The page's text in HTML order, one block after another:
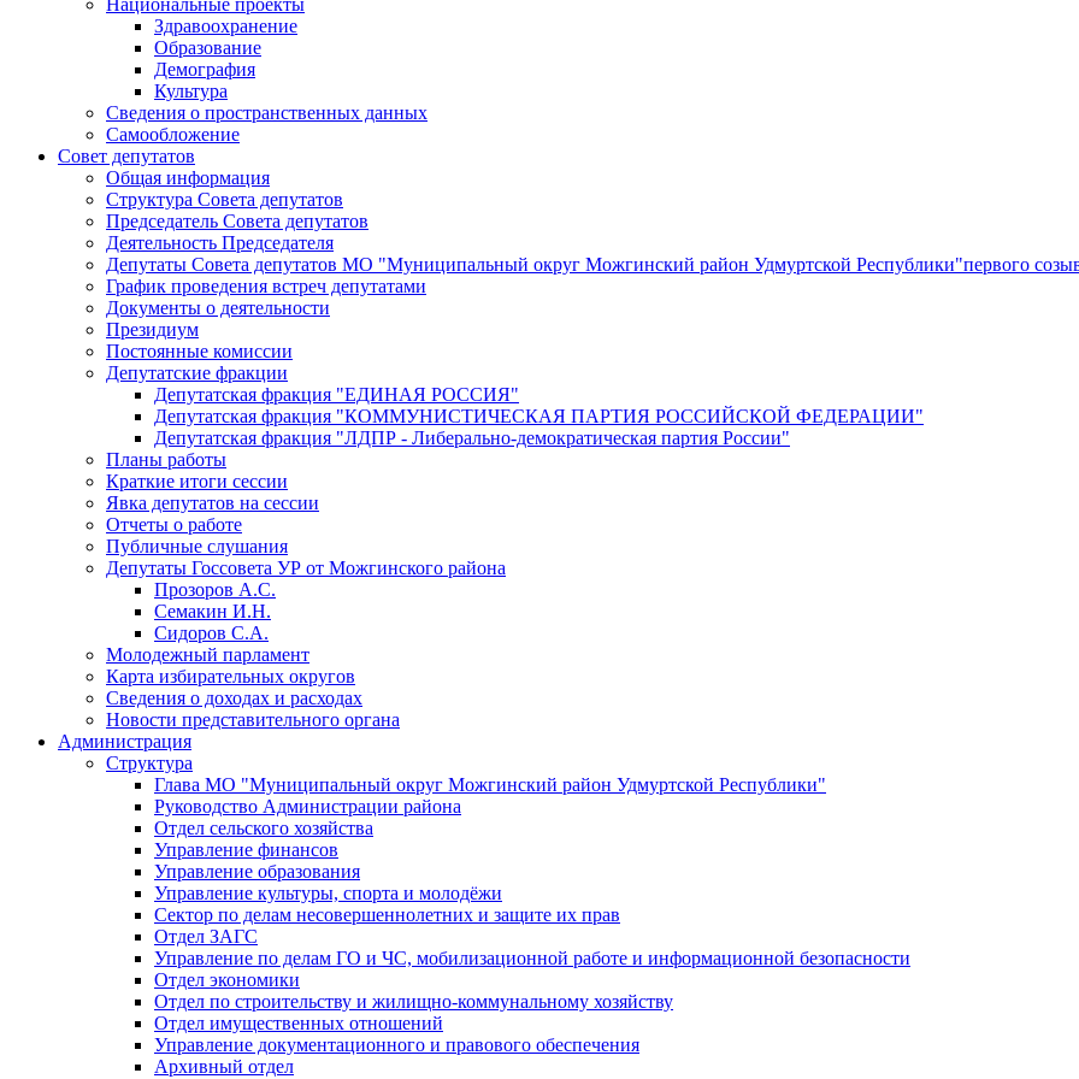
Здравоохранение
Образование
Демография
Культура
Сведения о пространственных данных
Самообложение
Совет депутатов
Общая информация
Структура Совета депутатов
Председатель Совета депутатов
Деятельность Председателя
Депутаты Совета депутатов МО "Муниципальный округ Можгинский район Удмуртской Республики"первого
График проведения встреч депутатами
Документы о деятельности
Президиум
Постоянные комиссии
Депутатские фракции
Депутатская фракция "ЕДИНАЯ РОССИЯ"
Депутатская фракция "КОММУНИСТИЧЕСКАЯ ПАРТИЯ РОССИЙСКОЙ ФЕДЕРАЦИИ"
Депутатская фракция "ЛДПР - Либерально-демократическая партия России"
Планы работы
Краткие итоги сессии
Явка депутатов на сессии
Отчеты о работе
Публичные слушания
Депутаты Госсовета УР от Можгинского района
Прозоров А.С.
Семакин И.Н.
Сидоров С.А.
Молодежный парламент
Карта избирательных округов
Сведения о доходах и расходах
Новости представительного органа
Администрация
Структура
Глава МО "Муниципальный округ Можгинский район Удмуртской Республики"
Руководство Администрации района
Отдел сельского хозяйства
Управление финансов
Управление образования
Управление культуры, спорта и молодёжи
Сектор по делам несовершеннолетних и защите их прав
Отдел ЗАГС
Управление по делам ГО и ЧС, мобилизационной работе и информационной безопасности
Отдел экономики
Отдел по строительству и жилищно-коммунальному хозяйству
Отдел имущественных отношений
Управление документационного и правового обеспечения
Архивный отдел